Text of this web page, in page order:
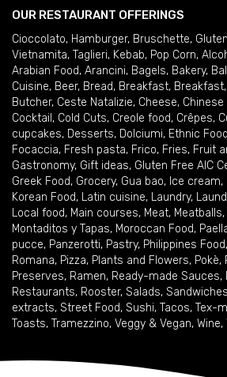
OUR RESTAURANT OFFERINGS
Cioccolato, Hamburger, Bruschette,
Vietnamita, Taglieri, Kebab, Pop Corn,
Arabian Food, Arancini, Bagels, Bakery,
Cuisine, Beer, Bread, Breakfast, Breakfast,
Butcher, Ceste Natalizie, Cheese, Chinese
Cocktail , Cold Cuts, Creole food, Crêpes,
cupcakes, Desserts, Dolciumi, Ethnic Food
Focaccia, Fresh pasta, Frico, Fries, Fruit
Gastronomy, Gift ideas, Gluten Free AIC
Greek Food, Grocery, Gua bao, Ice cream,
Korean Food, Latin cuisine, Laundry,
Local food, Main courses, Meat, Meatballs,
Montaditos y Tapas, Moroccan Food,
pucce, Panzerotti, Pastry, Philippines Food,
Romana, Pizza, Plants and Flowers, Pokè,
Preserves, Ramen, Ready-made Sauces,
Restaurants, Rooster, Salads, Sandwiches
extracts, Street Food, Sushi, Tacos, Tex-
Toasts, Tramezzino, Veggy & Vegan, Wine,